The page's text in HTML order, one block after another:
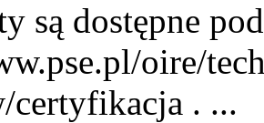
są dostępne
oire/
certyfikacja . ...